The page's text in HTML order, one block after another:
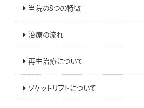
当院の8つの特徴
治療の流れ
再生治療について
ソケットリフトについて